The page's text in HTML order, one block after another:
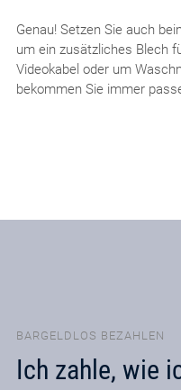
Genau! Setzen Sie auch
um ein zusätzliches Blech
Videokabel oder um
bekommen Sie immer
BARGELDLOS BEZAHLEN
Ich zahle, wie